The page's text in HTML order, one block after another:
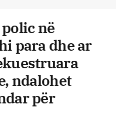
në
para dhe ar
ndalohet
për